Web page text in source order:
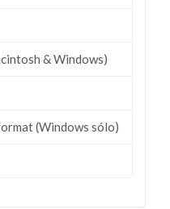
& Windows)
(Windows sólo)